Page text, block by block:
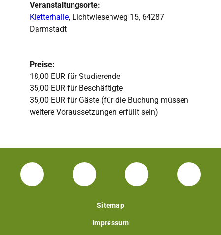
Veranstaltungsorte:
Kletterhalle, Lichtwiesenweg 15, 64287
Darmstadt
Preise:
18,00 EUR für Studierende
35,00 EUR für Beschäftigte
35,00 EUR für Gäste (für die Buchung müssen
weitere Voraussetzungen erfüllt sein)
Facebook Unisport-Zentrum
Instagram Unisport-Zentrum
Youtube TU
Sitemap
Impressum